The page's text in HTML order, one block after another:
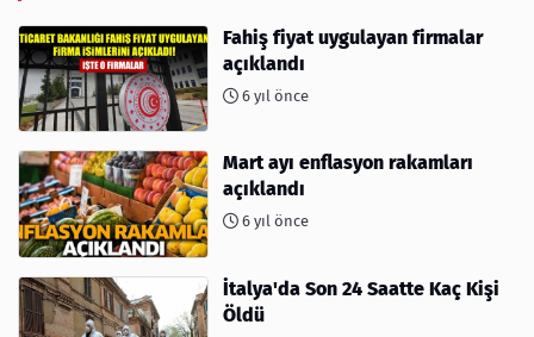
Fahiş fiyat uygulayan firmalar
açıklandı
6 yıl önce
Mart ayı enflasyon rakamları
açıklandı
6 yıl önce
İtalya'da Son 24 Saatte Kaç Kişi
Öldü